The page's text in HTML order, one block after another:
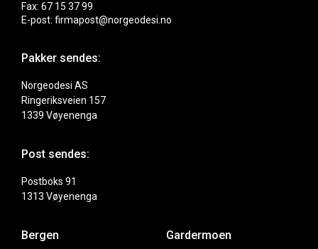
Fax: 67 15 37 99
E-post: firmapost@norgeodesi.no
Pakker sendes:
Norgeodesi AS
Ringeriksveien 157
1339 Vøyenenga
Post sendes:
Postboks 91
1313 Vøyenenga
Bergen Gardermoen